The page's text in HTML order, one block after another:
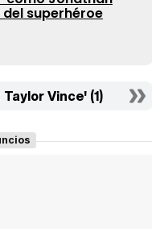
superhéroe
Vince' (1)